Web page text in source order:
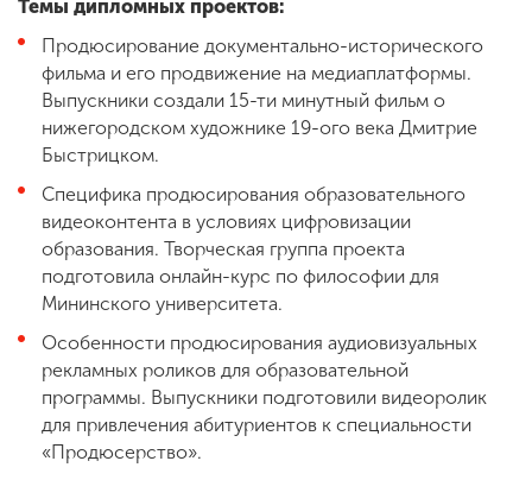
Темы дипломных проектов:
Продюсирование документально-исторического
фильма и его продвижение на медиаплатформы.
Выпускники создали 15-ти минутный фильм о
нижегородском художнике 19-ого века Дмитрие
Быстрицком.
Специфика продюсирования образовательного
видеоконтента в условиях цифровизации
образования. Творческая группа проекта
подготовила онлайн-курс по философии для
Мининского университета.
Особенности продюсирования аудиовизуальных
рекламных роликов для образовательной
программы. Выпускники подготовили видеоролик
для привлечения абитуриентов к специальности
«Продюсерство».